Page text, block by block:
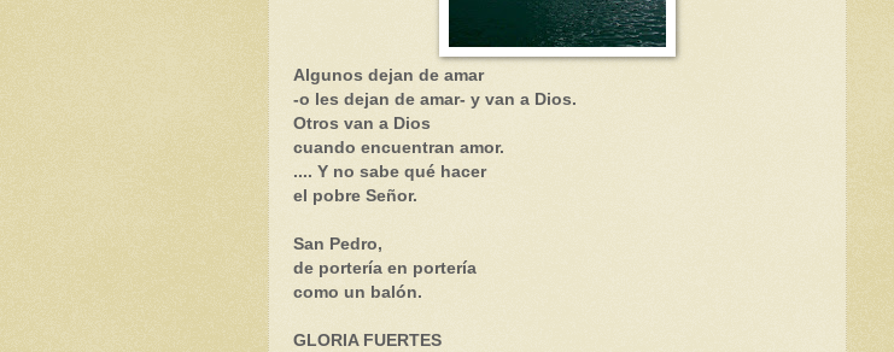
Algunos dejan de amar
-o les dejan de amar- y van a Dios.
Otros van a Dios
cuando encuentran amor.
.... Y no sabe qué hacer
el pobre Señor.
San Pedro,
de portería en portería
como un balón.
GLORIA FUERTES